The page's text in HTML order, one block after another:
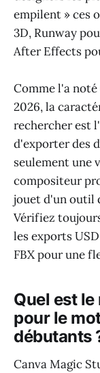
empilent » ces
3D, Runway
After Effects
Comme l'a noté
2026, la
rechercher est
d'exporter des
seulement une
compositeur
jouet d'un outil
Vérifiez
les exports
FBX pour une
Quel est
pour le
débutants
Canva Magic